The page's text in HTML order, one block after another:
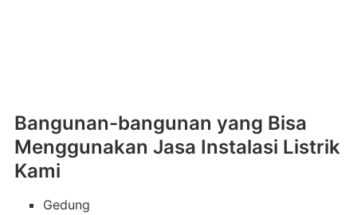
Bangunan-bangunan yang Bisa
Menggunakan Jasa Instalasi Listrik
Kami
Gedung